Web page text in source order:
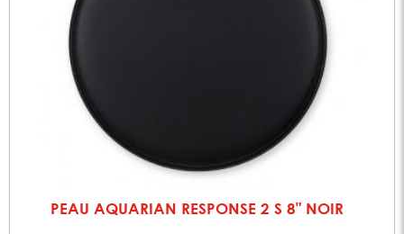
PEAU AQUARIAN RESPONSE 2 S 8" NOIR